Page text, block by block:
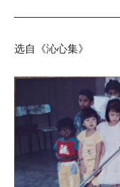
选自《沁心集》